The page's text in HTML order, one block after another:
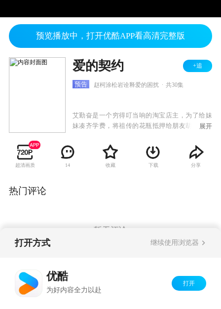
预览播放中，打开优酷APP看高清完整版
爱的契约 +追
预告 赵柯涂松岩诠释爱的困扰 共30集
艾勤奋是一个穷得叮当响的淘宝店主，为了给妹
妹凑齐学费，将祖传的花瓶抵押给朋友胡光子，
钱霏霏撞成了重伤。钱霏霏是4S店的销售经理、
女强人，未婚夫周展名借她的钱炒股，令本来就
因筹备婚礼而拮据不堪的钱霏霏捉襟见肘。幸好
展开
超清画质 14 收藏 下载 分享
热门评论
暂无评论
打开方式 继续使用浏览器
优酷
为好内容全力以赴
打开